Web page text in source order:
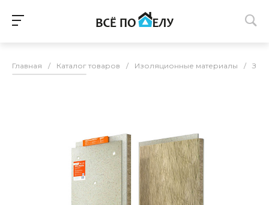
Главная / Каталог товаров / Изоляционные материалы /